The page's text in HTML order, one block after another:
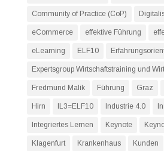
Community of Practice (CoP)
eCommerce effektive Führung
eLearning ELF10
Expertsgroup Wirtschaftstraining und
Fredmund Malik Führung Graz
Hirn IL3=ELF10 Industrie 4.0
Integriertes Lernen Keynote
Klagenfurt Krankenhaus Kunden